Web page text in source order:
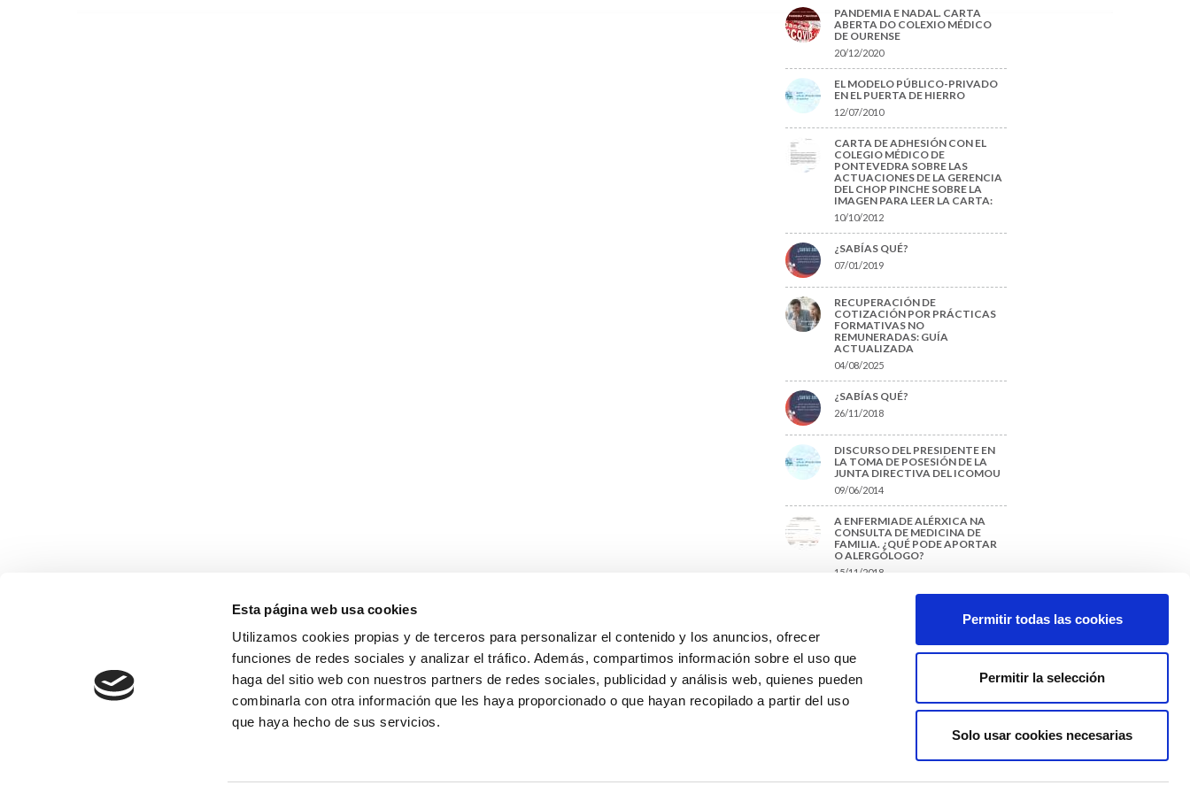
Esta página web usa cookies
Utilizamos cookies propias y de terceros para personalizar el contenido y los anuncios, ofrecer
funciones de redes sociales y analizar el tráfico. Además, compartimos información sobre el uso que
haga del sitio web con nuestros partners de redes sociales, publicidad y análisis web, quienes pueden
combinarla con otra información que les haya proporcionado o que hayan recopilado a partir del uso
que haya hecho de sus servicios.
Permitir todas las cookies
Permitir la selección
Solo usar cookies necesarias
PANDEMIA E NADAL. CARTA
ABERTA DO COLEXIO MÉDICO
DE OURENSE
20/12/2020
EL MODELO PÚBLICO-PRIVADO
EN EL PUERTA DE HIERRO
12/07/2010
CARTA DE ADHESIÓN CON EL
COLEGIO MÉDICO DE
PONTEVEDRA SOBRE LAS
ACTUACIONES DE LA GERENCIA
DEL CHOP PINCHE SOBRE LA
IMAGEN PARA LEER LA CARTA:
10/10/2012
¿SABÍAS QUÉ?
07/01/2019
RECUPERACIÓN DE
COTIZACIÓN POR PRÁCTICAS
FORMATIVAS NO
REMUNERADAS: GUÍA
ACTUALIZADA
04/08/2025
¿SABÍAS QUÉ?
26/11/2018
DISCURSO DEL PRESIDENTE EN
LA TOMA DE POSESIÓN DE LA
JUNTA DIRECTIVA DEL ICOMOU
09/06/2014
A ENFERMIADE ALÉRXICA NA
CONSULTA DE MEDICINA DE
FAMILIA. ¿QUÉ PODE APORTAR
O ALERGÓLOGO?
15/11/2018
UN TRABAJO FIN DE GRADO?
Noticias
Política de cookies
Colexio Médicos
Ourense